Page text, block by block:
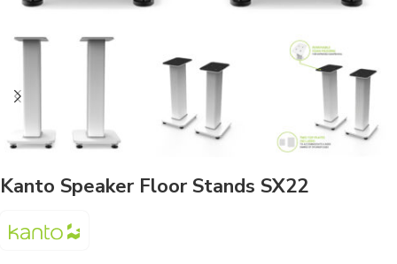
Kanto Speaker Floor Stands SX22